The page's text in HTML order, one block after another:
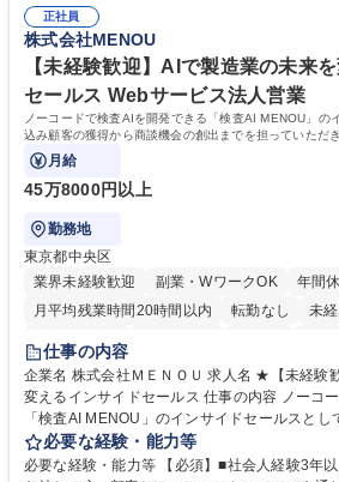
幅広く経験を積みたい意欲がある方に最適な環境です。 募
務・人事】未経験歓迎/日立グループ/組織運営
指す
のご経験 ■労務管理（給与計算・社会保険手続
■衛生管理者の資格をお持ちの方 学歴・資格 学歴：大学院 大学 高専 短大
専修学校 高校 語学力： 資格：
正社員
株式会社MENOU
【未経験歓迎】AIで製造業の未来
セールス Webサービス法人営業
ノーコードで検査AIを開発できる「検査AI MENOU」の
込み顧客の獲得から商談機会の創出までを担っていただ
ルドセールスをつなぐ役割として、
月給
45万8000円以上
勤務地
東京都中央区
業界未経験歓迎
副業・WワークOK
年間
月平均残業時間20時間以内
転勤なし
未
時短勤務あり
駅近5分以内
土日祝休み 服装自由
仕事の内容
企業名 株式会社ＭＥＮＯＵ 求人名 ★【未経験歓迎】AIで製造業の未来を
変えるインサイドセールス 仕事の内容 ノーコードで検査AIを開発できる
「検査AI MENOU」のインサイドセールスと
商談機会の創出までを担っていただきます。マ
セールスをつなぐ役割として、 適切なタイミングで顧客とコミュニケーシ
必要な経験・能力等
必要な経験・能力等 【必須】■社会人経験3年